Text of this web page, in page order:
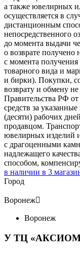
а также ювелирных
осуществляется в
дистанционным
непосредственного
до момента выдачи
о возврате получено
с момента
товарного вида и
и бирки). Покупки,
возврату и обмену
Правительства РФ
средств за
(десяти) рабочих
продавцом.
ювелирных изделий
с драгоценными
надлежащего
способом,
в наличии в 3
Город
Воронеж
Воронеж
У ТЦ